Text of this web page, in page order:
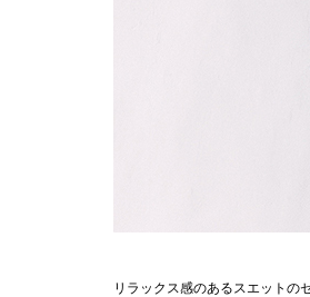
リラックス感のあるスエットの